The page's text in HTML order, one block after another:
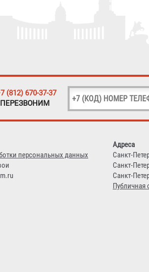
(812) 670-37-37
персональных данных
Адреса
Санкт-
Санкт-
Санкт-
Публичная